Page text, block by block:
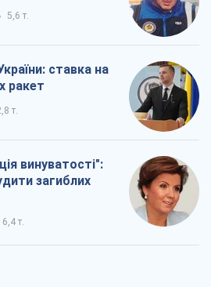
5,6 т.
ставка на
ракет
т.
винуватості":
загиблих
6,4 т.